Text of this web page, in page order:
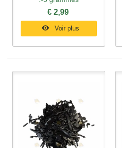
€ 2,99
Voir plus